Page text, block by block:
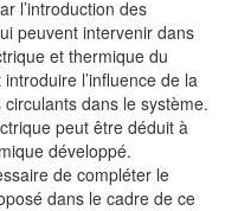
l’introduction des
peuvent intervenir dans
et thermique du
l’influence de la
dans le système.
peut être déduit à
développé.
de compléter le
dans le cadre de ce